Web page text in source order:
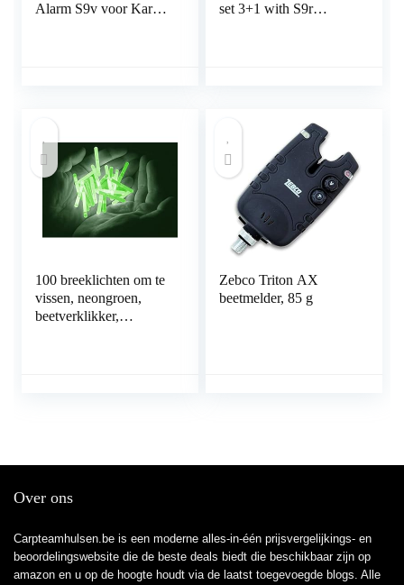
Alarm S9v voor Karper
set 3+1 with S9r
100 breeklichten om te
vissen, neongroen,
beetverklikker,
Zebco Triton AX
beetmelder, 85 g
Over ons
Carpteamhulsen.be is een moderne alles-in-één prijsvergelijkings- en
beoordelingswebsite die de beste deals biedt die beschikbaar zijn op
amazon en u op de hoogte houdt via de laatst toegevoegde blogs. Alle